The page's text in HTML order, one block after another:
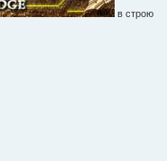
в строю